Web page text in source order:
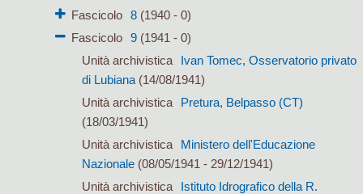
Fascicolo
8(1940 - 0)
Fascicolo
9(1941 - 0)
Unità archivistica
Ivan Tomec, Osservatorio privato
di Lubiana(14/08/1941)
Unità archivistica
Pretura, Belpasso (CT)
(18/03/1941)
Unità archivistica
Ministero dell'Educazione
Nazionale(08/05/1941 - 29/12/1941)
Unità archivistica
Istituto Idrografico della R.